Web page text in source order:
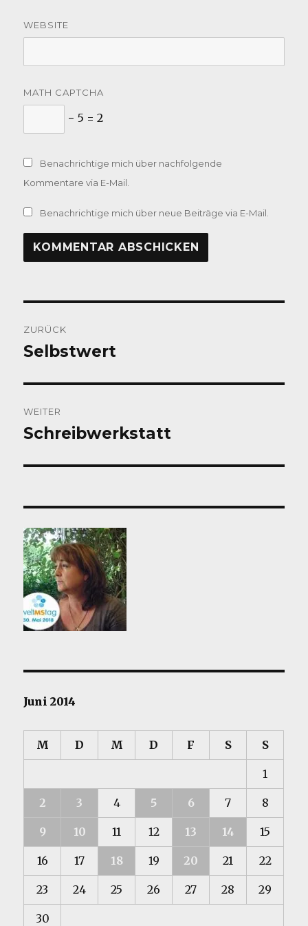
WEBSITE
MATH CAPTCHA
− 5 = 2
Benachrichtige mich über nachfolgende
Kommentare via E-Mail.
Benachrichtige mich über neue Beiträge via E-Mail.
ZURÜCK
Vorheriger
Selbstwert
WEITER
Nächster
Schreibwerkstatt
Juni 2014
M D M D F S S
1
2 3 4 5 6 7 8
9 10 11 12 13 14 15
16 17 18 19 20 21 22
23 24 25 26 27 28 29
30